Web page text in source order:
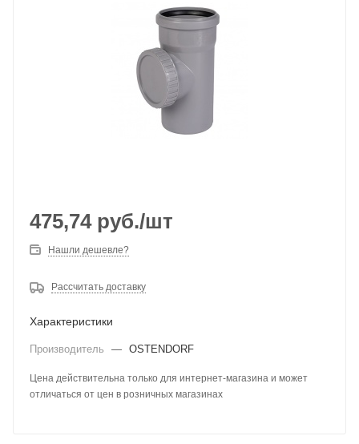
475,74руб./шт
Нашли дешевле?
Рассчитать доставку
Характеристики
Производитель — OSTENDORF
Цена действительна только для интернет-магазина и может
отличаться от цен в розничных магазинах